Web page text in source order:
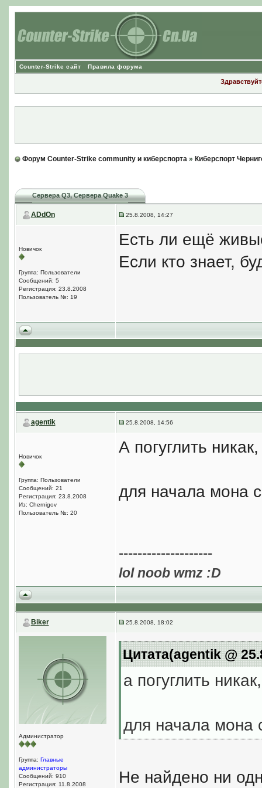
Counter-Strike сайт Правила форума
Форум Counter-Strike community и киберспорта» Киберспорт
Сервера Q3, Сервера Quake 3
ADdOn 25.8.2008, 14:27
Новичок
Группа: Пользователи
Сообщений: 5
Регистрация: 23.8.2008
Пользователь №: 19
Есть ли ещё
Если кто знает,
agentik 25.8.2008, 14:56
Новичок
Группа: Пользователи
Сообщений: 21
Регистрация: 23.8.2008
Из: Chernigov
Пользователь №: 20
А погуглить
для начала мона
--------------------
lol noob wmz :D
Biker 25.8.2008, 18:02
Администратор
Группа: Главные
администраторы
Сообщений: 910
Регистрация: 11.8.2008
Цитата(agentik @
а погуглить
для начала мона
Не найдено ни